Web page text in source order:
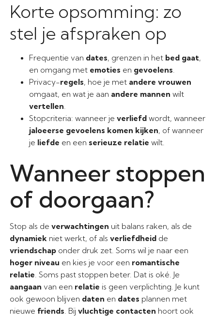
Korte opsomming: zo
stel je afspraken op
Frequentie van dates, grenzen in het bed gaat,
en omgang met emoties en gevoelens.
Privacy-regels, hoe je met andere vrouwen
omgaat, en wat je aan andere mannen wilt
vertellen.
Stopcriteria: wanneer je verliefd wordt, wanneer
jaloeerse gevoelens komen kijken, of wanneer
je liefde en een serieuze relatie wilt.
Wanneer stoppen
of doorgaan?
Stop als de verwachtingen uit balans raken, als de
dynamiek niet werkt, of als verliefdheid de
vriendschap onder druk zet. Soms wil je naar een
hoger niveau en kies je voor een romantische
relatie. Soms past stoppen beter. Dat is oké. Je
aangaan van een relatie is geen verplichting. Je kunt
ook gewoon blijven daten en dates plannen met
nieuwe friends. Bij vluchtige contacten hoort ook